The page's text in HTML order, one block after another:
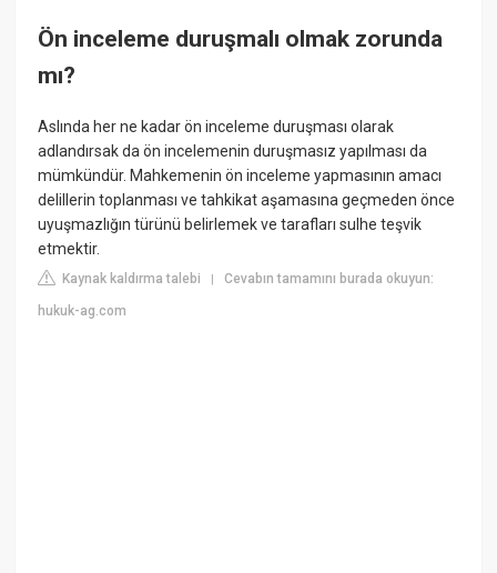
Ön inceleme duruşmalı olmak zorunda
mı?
Aslında her ne kadar ön inceleme duruşması olarak
adlandırsak da ön incelemenin duruşmasız yapılması da
mümkündür. Mahkemenin ön inceleme yapmasının amacı
delillerin toplanması ve tahkikat aşamasına geçmeden önce
uyuşmazlığın türünü belirlemek ve tarafları sulhe teşvik
etmektir.
Kaynak kaldırma talebi |Cevabın tamamını burada okuyun:
hukuk-ag.com